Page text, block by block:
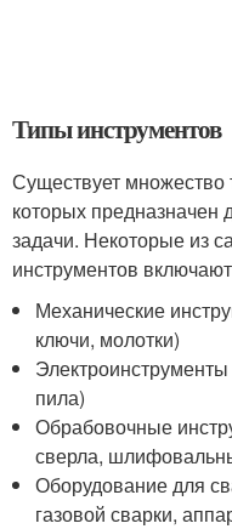
Типы инструментов
Существует множество
которых
задачи. Некоторые из
инструментов
Механические
ключи, молотки)
пила)
Обрабовочные
сверла,
Оборудование для
газовой сварки,